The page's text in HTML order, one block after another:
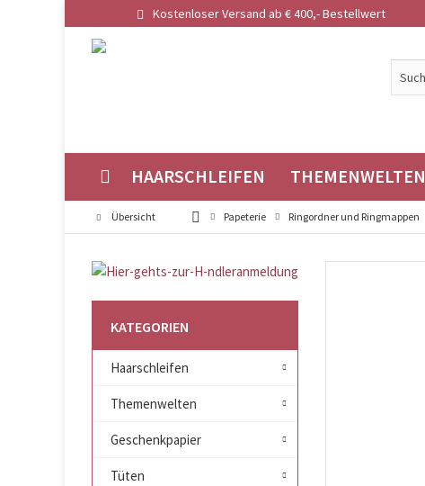
Kostenloser Versand ab € 400,- Bestellwert
HAARSCHLEIFEN THEMENWELTEN
Übersicht Papeterie Ringordner und Ringmappen
KATEGORIEN
Haarschleifen
Themenwelten
Geschenkpapier
Tüten